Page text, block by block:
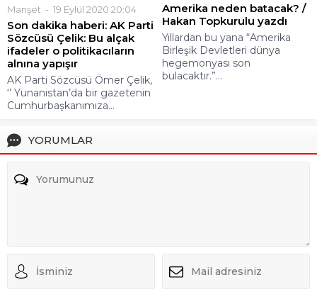
Manşet 19 Eylül 2020 20:04
Son dakika haberi: AK Parti
Sözcüsü Çelik: Bu alçak
ifadeler o politikacıların
alnına yapışır
AK Parti Sözcüsü Ömer Çelik,
‘’ Yunanistan’da bir gazetenin
Cumhurbaşkanımıza...
Amerika neden batacak? /
Hakan Topkurulu yazdı
Yıllardan bu yana “Amerika
Birleşik Devletleri dünya
hegemonyası son
bulacaktır.”...
YORUMLAR